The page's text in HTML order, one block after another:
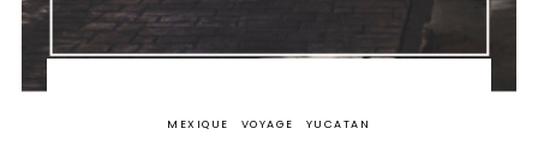
MEXIQUE VOYAGE YUCATAN